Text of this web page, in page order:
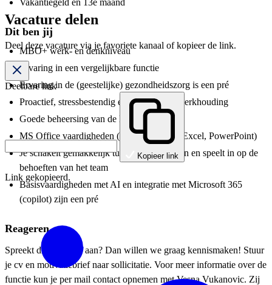
Dit ben jij
MBO+ werk- en denkniveau
Ervaring in een vergelijkbare functie
Ervaring in de (geestelijke) gezondheidszorg is een pré
Proactief, stressbestendig en zelfstandige werkhouding
Goede beheersing van de Nederlandse taal
MS Office vaardigheden (Outlook, Word, Excel, PowerPoint)
Je schakelt gemakkelijk tussen diverse taken en speelt in op de
behoeften van het team
Basisvaardigheden met AI en integratie met Microsoft 365
(copilot) zijn een pré
Reageren
Spreekt dit profiel je aan? Dan willen we graag kennismaken! Stuur
je cv en motivatiebrief naar sollicitatie. Voor meer informatie over de
functie kun je per mail contact opnemen met Vesna Vukanovic. Zij
Vacature delen
Deel deze vacature via je favoriete kanaal of kopieer de link.
Deelbare link
Kopieer link
Link gekopieerd.